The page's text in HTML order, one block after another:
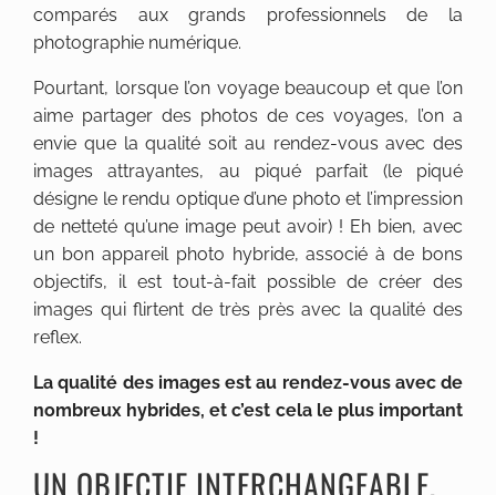
comparés aux grands professionnels de la
photographie numérique.
Pourtant, lorsque l’on voyage beaucoup et que l’on
aime partager des photos de ces voyages, l’on a
envie que la qualité soit au rendez-vous avec des
images attrayantes, au piqué parfait (le piqué
désigne le rendu optique d’une photo et l’impression
de netteté qu’une image peut avoir) ! Eh bien, avec
un bon appareil photo hybride, associé à de bons
objectifs, il est tout-à-fait possible de créer des
images qui flirtent de très près avec la qualité des
reflex.
La qualité des images est au rendez-vous avec de
nombreux hybrides, et c’est cela le plus important
!
UN OBJECTIF INTERCHANGEABLE,